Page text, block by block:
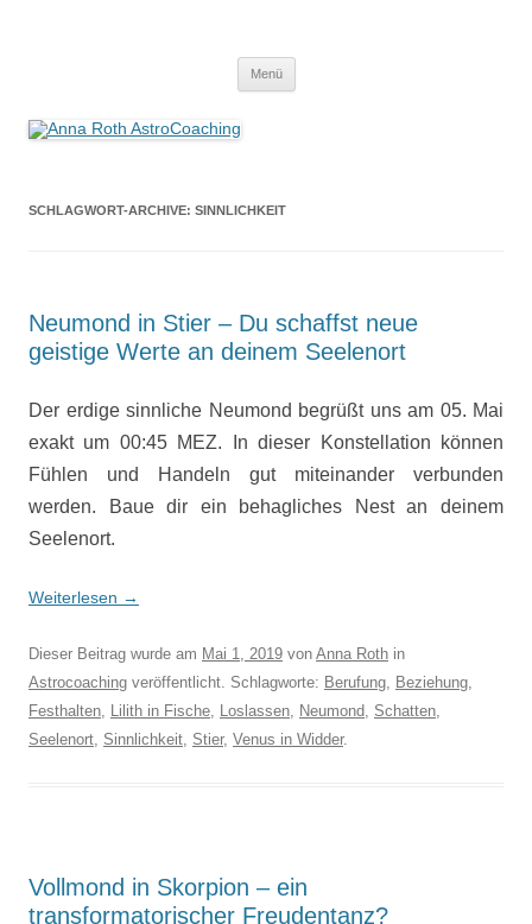
Menü
SCHLAGWORT-ARCHIVE: SINNLICHKEIT
Neumond in Stier – Du schaffst neue
geistige Werte an deinem Seelenort
Der erdige sinnliche Neumond begrüßt uns am 05. Mai
exakt um 00:45 MEZ. In dieser Konstellation können
Fühlen und Handeln gut miteinander verbunden
werden. Baue dir ein behagliches Nest an deinem
Seelenort.
Weiterlesen →
Dieser Beitrag wurde am Mai 1, 2019 von Anna Roth in
Astrocoaching veröffentlicht. Schlagworte: Berufung, Beziehung,
Festhalten, Lilith in Fische, Loslassen, Neumond, Schatten,
Seelenort, Sinnlichkeit, Stier, Venus in Widder.
Vollmond in Skorpion – ein
transformatorischer Freudentanz?